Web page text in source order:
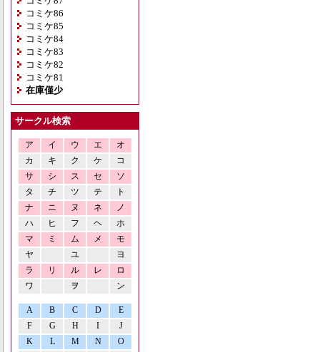
コミケ86
コミケ85
コミケ84
コミケ83
コミケ82
コミケ81
在庫僅少
サークル検索
ア イ ウ エ
オ
カ
キ ク ケ
コ
サ
シ ス セ
ソ
タ
チ ツ テ
ト
ナ
ニ ヌ ネ
ノ
ハ
ヒ フ ヘ
ホ
マ
ミ ム メ
モ
ヤ
ユ
ヨ
ラ
リ ル レ
ロ
ワ
ヲ ン
A B C D
E
F
G H I
J
K
L M N O